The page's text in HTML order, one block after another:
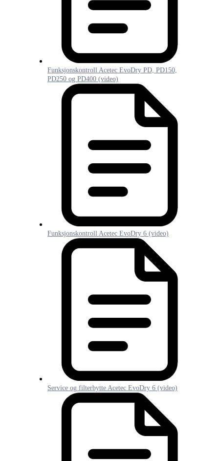
Funksjonskontroll Acetec EvoDry PD, PD150,
PD250 og PD400 (video)
Funksjonskontroll Acetec EvoDry 6 (video)
Service og filterbytte Acetec EvoDry 6 (video)